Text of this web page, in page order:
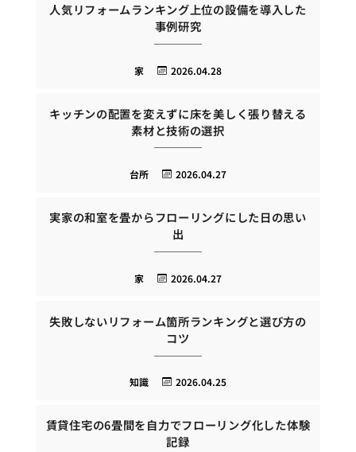
人気リフォームランキング上位の設備を導入した
事例研究
2026.04.28
家
キッチンの配置を変えずに床を美しく張り替える
素材と技術の選択
2026.04.27
台所
実家の和室を畳からフローリングにした日の思い
出
2026.04.27
家
失敗しないリフォーム箇所ランキングと選び方の
コツ
2026.04.25
知識
賃貸住宅の6畳間を自力でフローリング化した体験
記録